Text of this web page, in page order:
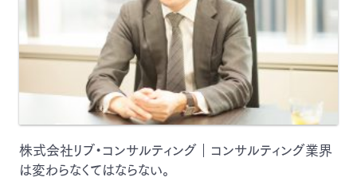
株式会社リブ・コンサルティング｜コンサルティング業界
は変わらなくてはならない。